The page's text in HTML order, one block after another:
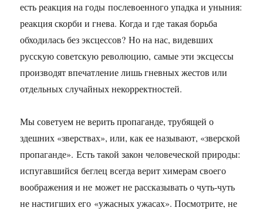
есть реакция на годы послевоенного упадка и уныния:
реакция скорби и гнева. Когда и где такая борьба
обходилась без эксцессов? Но на нас, видевших
русскую советскую революцию, самые эти эксцессы
производят впечатление лишь гневных жестов или
отдельных случайных некорректностей.
Мы советуем не верить пропаганде, трубящей о
здешних «зверствах», или, как ее называют, «зверской
пропаганде». Есть такой закон человеческой природы:
испугавшийся беглец всегда верит химерам своего
воображения и не может не рассказывать о чуть-чуть
не настигших его «ужасных ужасах». Посмотрите, не